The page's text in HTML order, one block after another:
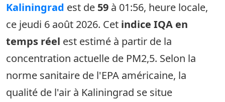
Kaliningrad est de 59 à 01:56, heure locale,
ce jeudi 6 août 2026. Cet indice IQA en
temps réel est estimé à partir de la
concentration actuelle de PM2,5. Selon la
norme sanitaire de l'EPA américaine, la
qualité de l'air à Kaliningrad se situe